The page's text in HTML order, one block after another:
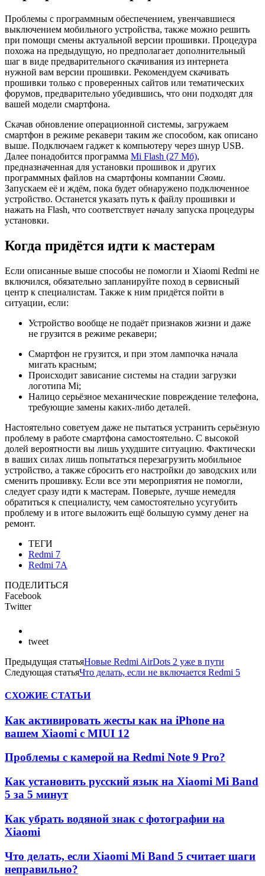
Проблемы с программным обеспечением, увенчавшиеся
выключением мобильного устройства, также можно решить
при помощи смены актуальной версии прошивки. Процедура
похожа на предыдущую, но предполагает дополнительный
шаг в виде предварительного скачивания из интернета
нужной вам версии прошивки. Рекомендуем скачивать
прошивки только с проверенных сайтов или тематических
форумов, предварительно убедившись, что они подходят для
вашей модели смартфона.
Скачав обновление операционной системы, загружаем
смартфон в режиме рекавери таким же способом, как описано
выше. Подключаем гаджет к компьютеру через шнур USB.
Далее понадобится программа Mi Flash (27 Мб),
предназначенная для установки прошивок и других
программных файлов на смартфоны компании Сяоми.
Запускаем её и ждём, пока будет обнаружено подключенное
устройство. Останется указать путь к файлу прошивки и
нажать на Flash, что соответствует началу запуска процедуры
установки.
Когда придётся идти к мастерам
Если описанные выше способы не помогли и Xiaomi Redmi не
включился, обязательно запланируйте поход в сервисный
центр к специалистам. Также к ним придётся пойти в
ситуации, если:
Устройство вообще не подаёт признаков жизни и даже
не грузится в режиме рекавери;
Смартфон не грузится, и при этом лампочка начала
мигать красным;
Происходит зависание системы на стадии загрузки
логотипа Mi;
Налицо серьёзное механические повреждение телефона,
требующие замены каких-либо деталей.
Настоятельно советуем даже не пытаться устранить серьёзную
проблему в работе смартфона самостоятельно. С высокой
долей вероятности вы лишь ухудшите ситуацию. Фактически
в ваших силах лишь попытаться перезагрузить мобильное
устройство, а также сбросить его настройки до заводских или
сменить прошивку. Если все эти мероприятия не помогли,
следует сразу идти к мастерам. Поверьте, лучше немедля
обратиться к специалисту, чем самостоятельно усугубить
проблему и в итоге выложить ещё большую сумму денег на
ремонт.
ТЕГИ
Redmi 7
Redmi 7A
ПОДЕЛИТЬСЯ
Facebook
Twitter
tweet
Предыдущая статьяНовые Redmi AirDots 2 уже в пути
Следующая статьяЧто делать, если не включается Redmi 5
СХОЖИЕ СТАТЬИ
Как активировать жесты как на iPhone на
вашем Xiaomi с MIUI 12
Проблемы с камерой на Redmi Note 9 Pro?
Как установить русский язык на Xiaomi Mi Band
5 за 5 минут
Как убрать водяной знак с фотографии на
Xiaomi
Что делать, если Xiaomi Mi Band 5 считает шаги
неправильно?